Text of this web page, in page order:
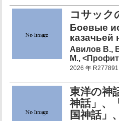
コサッ
Боевые
казачьей
Авилов В.,
М., <Профит
2026 年 R277891
東洋の神
神話」、
国神話